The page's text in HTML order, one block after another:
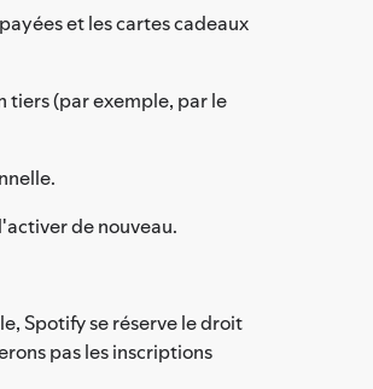
et les cartes cadeaux
tiers (par exemple, par le
de nouveau.
Spotify se réserve le droit
pas les inscriptions